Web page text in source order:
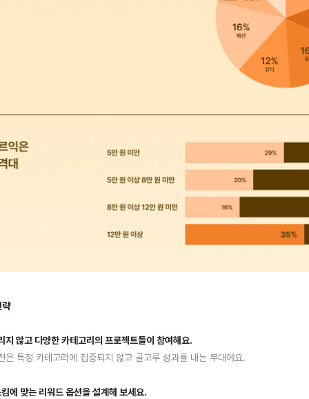
략
지 않고 다양한 카테고리의 프로젝트들이 참여해요.
특정 카테고리에 집중되지 않고 골고루 성과를 내는 무대에요.
에 맞는 리워드 옵션을 설계해 보세요.